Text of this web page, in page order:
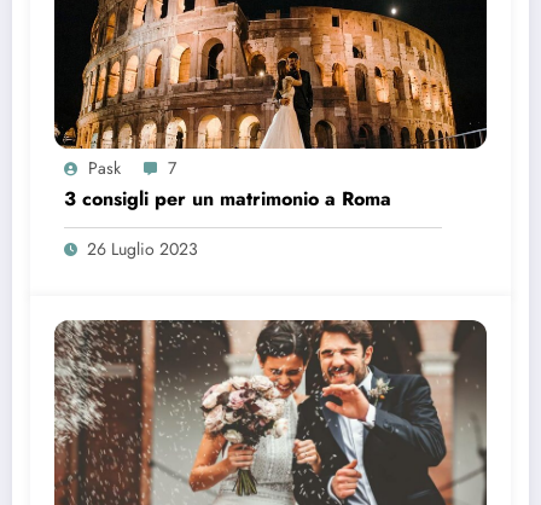
Pask 7
3 consigli per un matrimonio a Roma
26 Luglio 2023